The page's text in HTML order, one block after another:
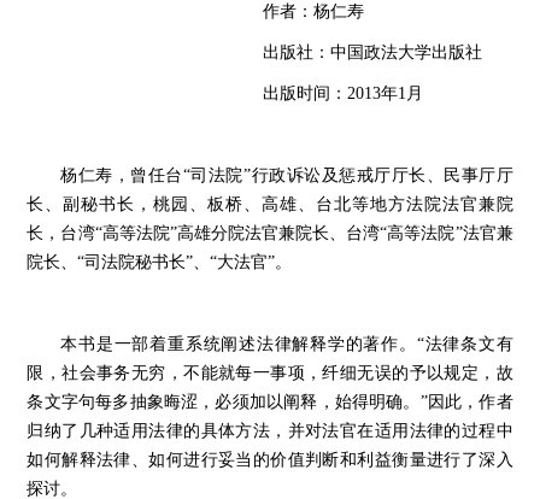
作者：杨仁寿
出版社：中国政法大学出版社
出版时间： 2013年1 月
杨仁寿，曾任台“司法院”行政诉讼及惩戒厅厅长、民事厅厅
长、副秘书长，桃园、板桥、高雄、台北等地方法院法官兼院
长，台湾“高等法院”高雄分院法官兼院长、台湾“高等法院”法官兼
院长、“司法院秘书长” 、“大法官”。
本书是一部着重系统阐述法律解释学的著作。“法律条文有
限，社会事务无穷，不能就每一事项，纤细无误的予以规定，故
条文字句每多抽象晦涩，必须加以阐释，始得明确。”因此，作者
归纳了几种适用法律的具体方法，并对法官在适用法律的过程中
如何解释法律、如何进行妥当的价值判断和利益衡量进行了深入
探讨。